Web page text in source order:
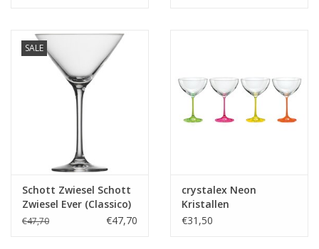
SALE
Schott Zwiesel Schott
Zwiesel Ever (Classico)
Martiniglas 86 - 0.27
€47,70 €47,70
crystalex Neon
Kristallen
cocktailglazen – Set
€31,50